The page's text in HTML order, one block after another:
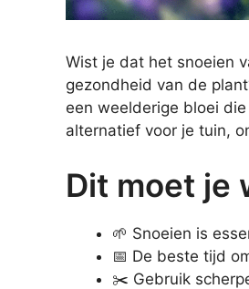
Wist je dat het snoeien
gezondheid van de
een weelderige bloei
alternatief voor je tuin,
Dit moet je
🌱 Snoeien is
📅 De beste tijd
✂️ Gebruik